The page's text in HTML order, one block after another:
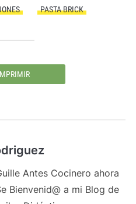
PASTA BRICK
Antes Cocinero ahora
Bienvenid@ a mi Blog de